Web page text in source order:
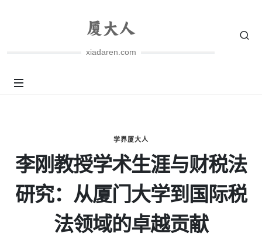
xiadaren.com
学界厦大人
李刚教授学术生涯与财税法
研究：从厦门大学到国际税
法领域的卓越贡献